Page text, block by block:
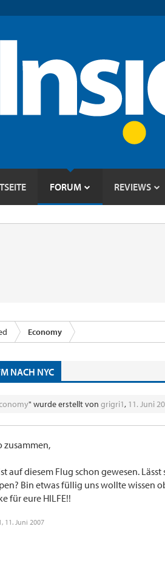
FORUM REVIEWS
Economy
NACH NYC
" wurde erstellt von grigri1, 11. Juni
zusammen,
auf diesem Flug schon gewesen.
Bin etwas füllig uns wollte wissen
für eure HILFE!!
, 11. Juni 2007